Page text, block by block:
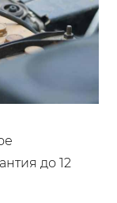
до 12